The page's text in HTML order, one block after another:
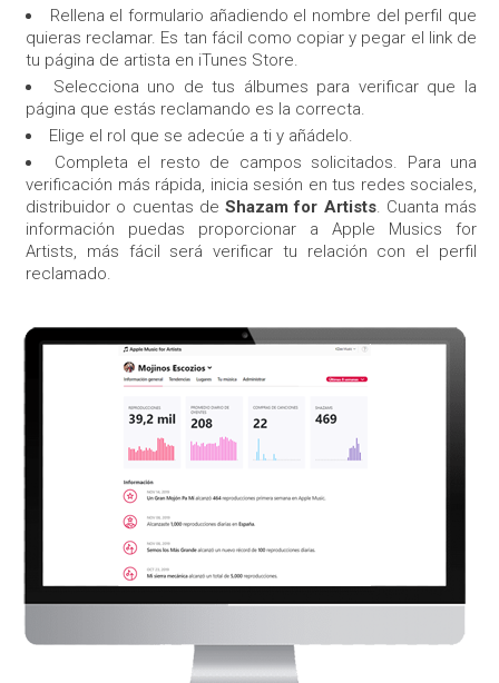
Rellena el formulario añadiendo el nombre del perfil que
quieras reclamar. Es tan fácil como copiar y pegar el link de
tu página de artista en iTunes Store.
Selecciona uno de tus álbumes para verificar que la
página que estás reclamando es la correcta.
Elige el rol que se adecúe a ti y añádelo.
Completa el resto de campos solicitados. Para una
verificación más rápida, inicia sesión en tus redes sociales,
distribuidor o cuentas de Shazam for Artists. Cuanta más
información puedas proporcionar a Apple Musics for
Artists, más fácil será verificar tu relación con el perfil
reclamado.